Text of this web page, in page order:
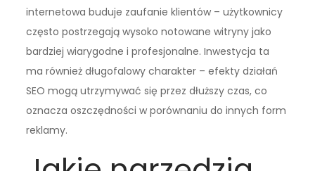
internetowa buduje zaufanie klientów – użytkownicy
często postrzegają wysoko notowane witryny jako
bardziej wiarygodne i profesjonalne. Inwestycja ta
ma również długofalowy charakter – efekty działań
SEO mogą utrzymywać się przez dłuższy czas, co
oznacza oszczędności w porównaniu do innych form
reklamy.